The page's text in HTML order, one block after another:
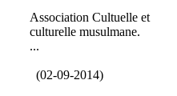
Association Cultuelle et
culturelle musulmane.
...
(02-09-2014)